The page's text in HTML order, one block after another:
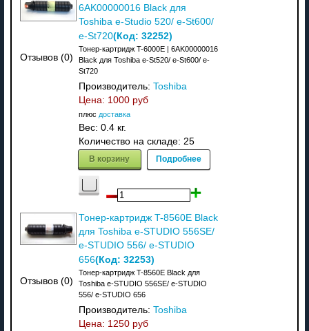
Отзывов (0)
6AK00000016 Black для
Toshiba e-Studio 520/ e-St600/
e-St720(Код: 32252)
Тонер-картридж T-6000E | 6AK00000016
Black для Toshiba e-St520/ e-St600/ e-
St720
Производитель: Toshiba
Цена: 1000 руб
плюс доставка
Вес: 0.4 кг.
Количество на складе: 25
В корзину Подробнее
Отзывов (0)
Тонер-картридж T-8560E Black
для Toshiba e-STUDIO 556SE/
e-STUDIO 556/ e-STUDIO
656(Код: 32253)
Тонер-картридж T-8560E Black для
Toshiba e-STUDIO 556SE/ e-STUDIO
556/ e-STUDIO 656
Производитель: Toshiba
Цена: 1250 руб